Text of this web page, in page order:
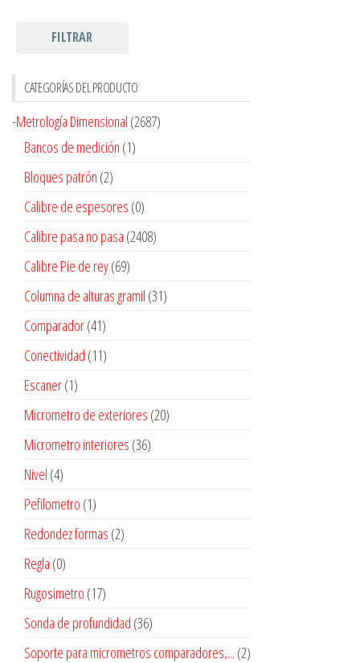
FILTRAR
CATEGORÍAS DEL PRODUCTO
-Metrología Dimensional (2687)
Bancos de medición (1)
Bloques patrón (2)
Calibre de espesores (0)
Calibre pasa no pasa (2408)
Calibre Pie de rey(69)
Columna de alturas gramil (31)
Comparador(41)
Conectividad (11)
Escaner(1)
Micrometro de exteriores (20)
Micrometro interiores (36)
Nivel (4)
Pefilometro (1)
Redondez formas (2)
Regla (0)
Rugosimetro (17)
Sonda de profundidad (36)
Soporte para micrometros comparadores,... (2)